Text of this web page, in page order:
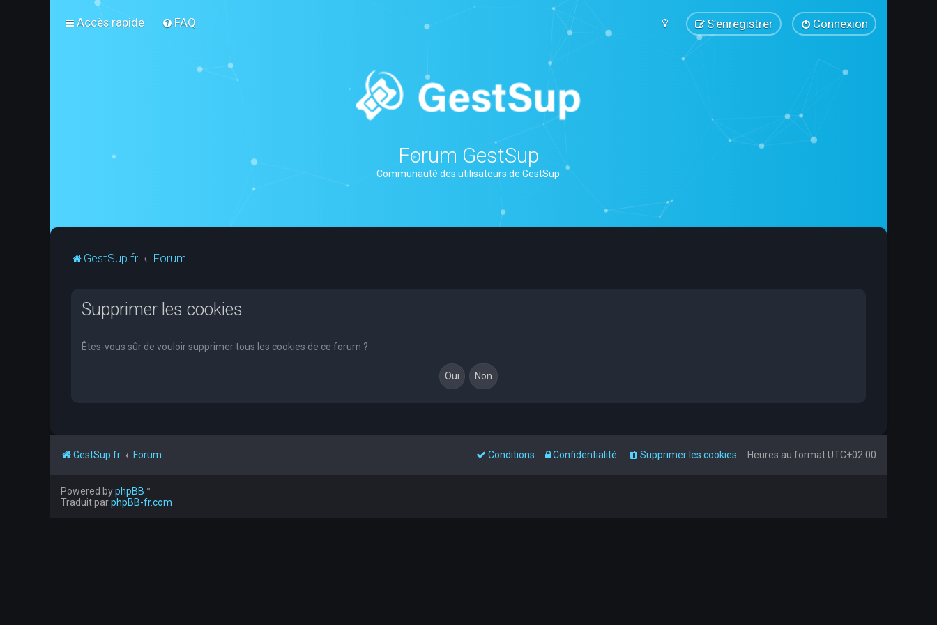
Accès rapide FAQ Connexion
S’enregistrer
Forum GestSup
Communauté des utilisateurs de GestSup
GestSup.fr Forum
Supprimer les cookies
Êtes-vous sûr de vouloir supprimer tous les cookies de ce forum ?
GestSup.fr Forum Heures au formatUTC+02:00
Supprimer les cookies
Confidentialité
Conditions
Powered byphpBB™
Traduit parphpBB-fr.com